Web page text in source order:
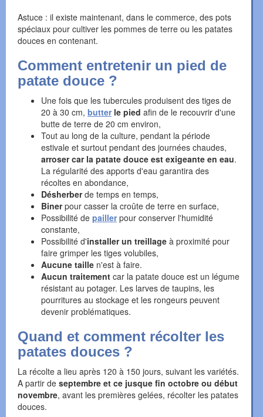
Astuce : il existe maintenant, dans le commerce, des pots
spéciaux pour cultiver les pommes de terre ou les patates
douces en contenant.
Comment entretenir un pied de
patate douce ?
Une fois que les tubercules produisent des tiges de
20 à 30 cm, butterle pied afin de le recouvrir d'une
butte de terre de 20 cm environ,
Tout au long de la culture, pendant la période
estivale et surtout pendant des journées chaudes,
arroser car la patate douce est exigeante en eau.
La régularité des apports d'eau garantira des
récoltes en abondance,
Désherberde temps en temps,
Binerpour casser la croûte de terre en surface,
Possibilité de paillerpour conserver l'humidité
constante,
Possibilité d'installer un treillage à proximité pour
faire grimper les tiges volubiles,
Aucune taille n'est à faire.
Aucun traitement car la patate douce est un légume
résistant au potager. Les larves de taupins, les
pourritures au stockage et les rongeurs peuvent
devenir problématiques.
Quand et comment récolter les
patates douces ?
La récolte a lieu après 120 à 150 jours, suivant les variétés.
A partir de septembre et ce jusque fin octobre ou début
novembre, avant les premières gelées, récolter les patates
douces.